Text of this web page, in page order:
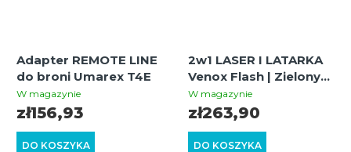
Adapter REMOTE LINE
do broni Umarex T4E
W magazynie
DO KOSZYKA
zł156,93
2w1 LASER I LATARKA
Venox Flash | Zielony
laser na RIS 22 mm
W magazynie
DO KOSZYKA
zł263,90